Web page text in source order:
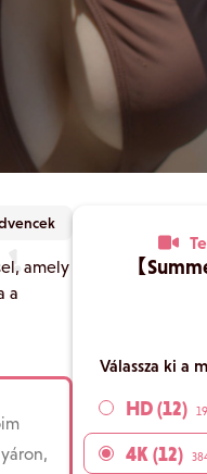
amely
a
【
Válassza ki a
HD (12)
4K (12)